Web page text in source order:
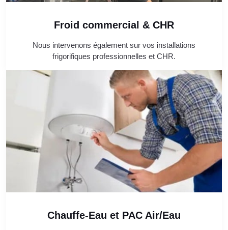
Froid commercial & CHR
Nous intervenons également sur vos installations
frigorifiques professionnelles et CHR.
Chauffe-Eau et PAC Air/Eau